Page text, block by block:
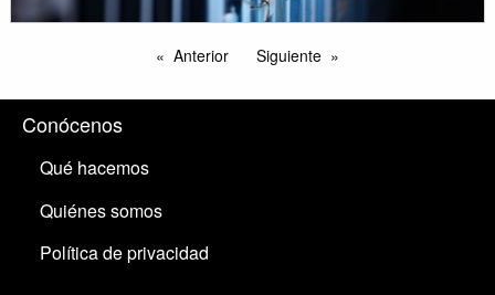
Anterior Siguiente
Conócenos
Qué hacemos
Quiénes somos
Política de privacidad